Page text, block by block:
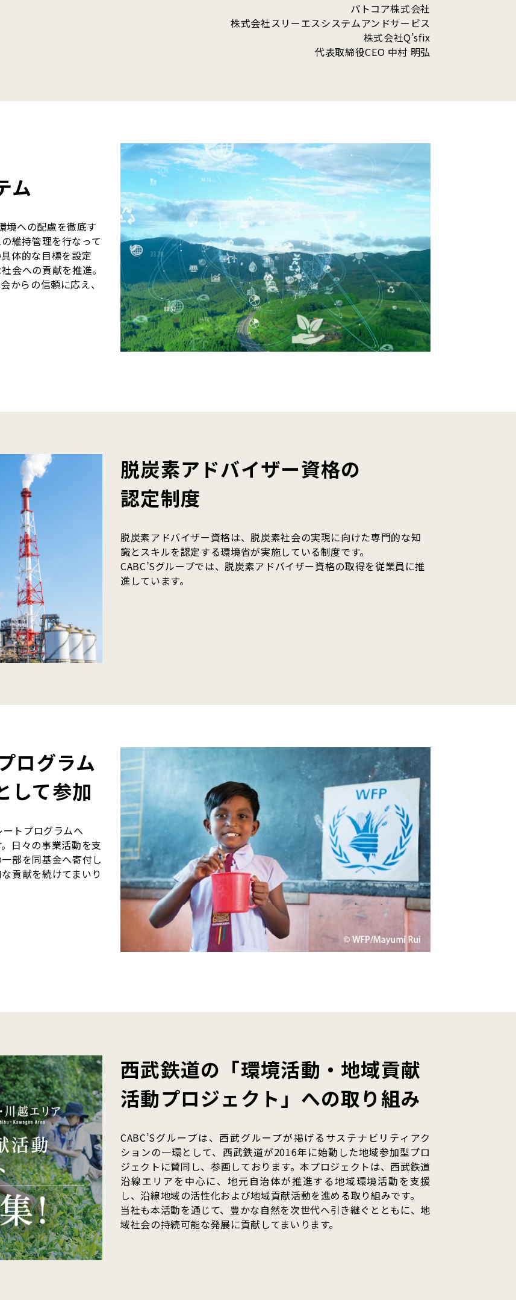
パトコア株式会社
株式会社スリーエスシステムアンドサービス
株式会社Q’sfix
代表取締役CEO 中村 明弘
ム
境への配慮を徹底す
維持管理を行なって
体的な目標を設定
会への貢献を推進。
からの信頼に応え、
脱炭素アドバイザー資格の
認定制度
脱炭素アドバイザー資格は、脱炭素社会の実現に向けた専門的な知
識とスキルを認定する環境省が実施している制度です。
CABC’Sグループでは、脱炭素アドバイザー資格の取得を従業員に推
進しています。
ログラム
して参加
ートプログラムへ
日々の事業活動を支
部を同基金へ寄付し
貢献を続けてまいり
西武鉄道の「環境活動・地域貢献
活動プロジェクト」への取り組み
CABC’Sグループは、西武グループが掲げるサステナビリティアク
ションの一環として、西武鉄道が2016年に始動した地域参加型プロ
ジェクトに賛同し、参画しております。本プロジェクトは、西武鉄道
沿線エリアを中心に、地元自治体が推進する地域環境活動を支援
し、沿線地域の活性化および地域貢献活動を進める取り組みです。
当社も本活動を通じて、豊かな自然を次世代へ引き継ぐとともに、地
域社会の持続可能な発展に貢献してまいります。